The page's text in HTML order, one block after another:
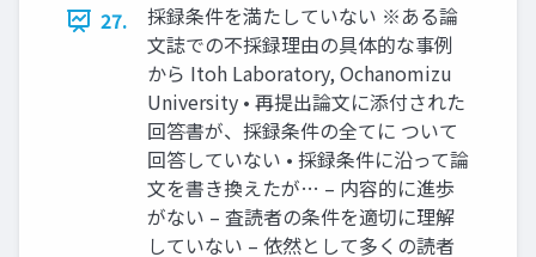
27.
採録条件を満たしていない ※ある論
文誌での不採録理由の具体的な事例
から Itoh Laboratory, Ochanomizu
University • 再提出論文に添付された
回答書が、採録条件の全てに ついて
回答していない • 採録条件に沿って論
文を書き換えたが… – 内容的に進歩
がない – 査読者の条件を適切に理解
していない – 依然として多くの読者